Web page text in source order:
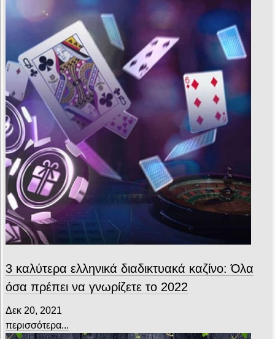
3 καλύτερα ελληνικά διαδικτυακά καζίνο: Όλα
όσα πρέπει να γνωρίζετε το 2022
Δεκ 20, 2021
περισσότερα...